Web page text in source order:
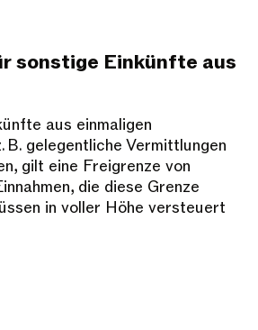
sonstige Einkünfte aus
aus einmaligen
B. gelegentliche Vermittlungen
gilt eine Freigrenze von
die diese Grenze
in voller Höhe versteuert